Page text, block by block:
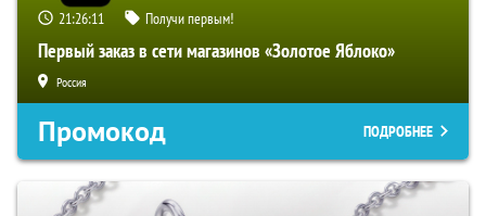
21:26:09 Получи первым!
Первый заказ в сети магазинов «Золотое Яблоко»
Россия
Промокод ПОДРОБНЕЕ